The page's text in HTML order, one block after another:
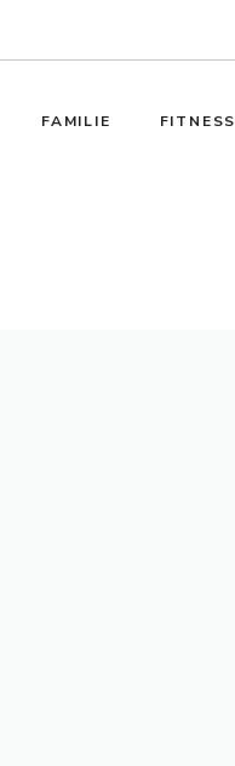
FAMILIE FITNESS